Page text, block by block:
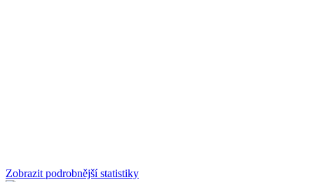
Zobrazit podrobnější statistiky